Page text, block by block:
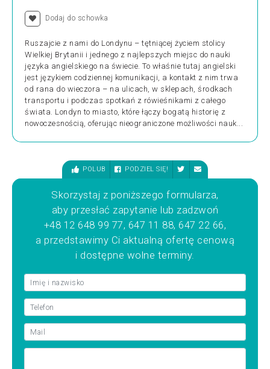
Dodaj do schowka
Ruszajcie z nami do Londynu – tętniącej życiem stolicy
Wielkiej Brytanii i jednego z najlepszych miejsc do nauki
języka angielskiego na świecie. To właśnie tutaj angielski
jest językiem codziennej komunikacji, a kontakt z nim trwa
od rana do wieczora – na ulicach, w sklepach, środkach
transportu i podczas spotkań z rówieśnikami z całego
świata. Londyn to miasto, które łączy bogatą historię z
nowoczesnością, oferując nieograniczone możliwości nauk...
POLUB PODZIEL SIĘ!
Skorzystaj z poniższego formularza,
aby przesłać zapytanie lub zadzwoń
+48 12 648 99 77, 647 11 88, 647 22 66,
a przedstawimy Ci aktualną ofertę cenową
i dostępne wolne terminy.